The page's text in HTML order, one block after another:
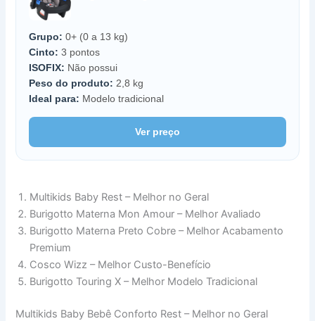
Grupo: 0+ (0 a 13 kg)
Cinto: 3 pontos
ISOFIX: Não possui
Peso do produto: 2,8 kg
Ideal para: Modelo tradicional
Ver preço
Multikids Baby Rest – Melhor no Geral
Burigotto Materna Mon Amour – Melhor Avaliado
Burigotto Materna Preto Cobre – Melhor Acabamento
Premium
Cosco Wizz – Melhor Custo-Benefício
Burigotto Touring X – Melhor Modelo Tradicional
Multikids Baby Bebê Conforto Rest – Melhor no Geral